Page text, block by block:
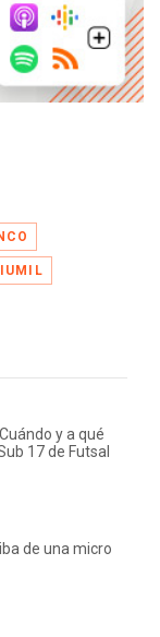
y a qué
17 de Futsal
de una micro